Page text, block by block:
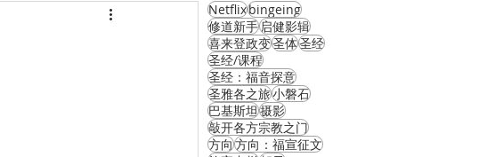
Netflixbingeing
修道新手启健影辑
喜来登政变圣体圣经
圣经/课程
圣经：福音探意
圣雅各之旅小磐石
巴基斯坦摄影
敲开各方宗教之门
方向方向：福宣征文